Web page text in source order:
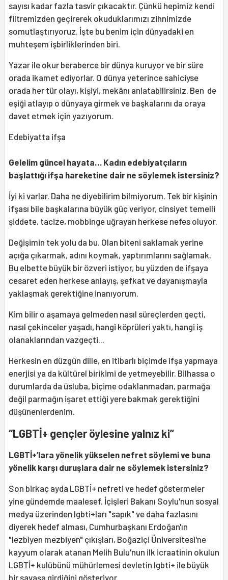
sayısı kadar fazla tasvir çıkacaktır. Çünkü hepimiz kendi
filtremizden geçirerek okuduklarımızı zihnimizde
somutlaştırıyoruz. İşte bu benim için dünyadaki en
muhteşem işbirliklerinden biri.
Yazar ile okur beraberce bir dünya kuruyor ve bir süre
orada ikamet ediyorlar. O dünya yeterince sahiciyse
orada her tür olayı, kişiyi, mekânı anlatabilirsiniz. Ben de
eşiği atlayıp o dünyaya girmek ve başkalarını da oraya
davet etmek için yazıyorum.
Edebiyatta ifşa
Gelelim güncel hayata… Kadın edebiyatçıların
başlattığı ifşa hareketine dair ne söylemek istersiniz?
İyi ki varlar. Daha ne diyebilirim bilmiyorum. Tek bir kişinin
ifşası bile başkalarına büyük güç veriyor, cinsiyet temelli
şiddete, tacize, mobbinge uğrayan herkese nefes oluyor.
Değişimin tek yolu da bu. Olan biteni saklamak yerine
açığa çıkarmak, adını koymak, yaptırımlarını sağlamak.
Bu elbette büyük bir özveri istiyor, bu yüzden de ifşaya
cesaret eden herkese anlayış, şefkat ve dayanışmayla
yaklaşmak gerektiğine inanıyorum.
Kim bilir o aşamaya gelmeden nasıl süreçlerden geçti,
nasıl çekinceler yaşadı, hangi köprüleri yaktı, hangi iş
olanaklarından vazgeçti...
Herkesin en düzgün dille, en itibarlı biçimde ifşa yapmaya
enerjisi ya da kültürel birikimi de yetmeyebilir. Bilhassa o
durumlarda da üsluba, biçime odaklanmadan, parmağa
değil parmağın işaret ettiği yere bakmak gerektiğini
düşünenlerdenim.
“LGBTİ+ gençler öylesine yalnız ki”
LGBTİ+’lara yönelik yükselen nefret söylemi ve buna
yönelik karşı duruşlara dair ne söylemek istersiniz?
Son birkaç ayda LGBTİ+ nefreti ve hedef göstermeler
yine gündemde maalesef. İçişleri Bakanı Soylu'nun sosyal
medya üzerinden lgbti+ları "sapık" ve daha fazlasını
diyerek hedef alması, Cumhurbaşkanı Erdoğan'ın
"lezbiyen mezbiyen" çıkışları, Boğaziçi Üniversitesi'ne
kayyum olarak atanan Melih Bulu'nun ilk icraatinin okulun
LGBTİ+ kulübünü mühürlemesi devletin lgbti+ ile büyük
bir savaşa girdiğini gösteriyor.